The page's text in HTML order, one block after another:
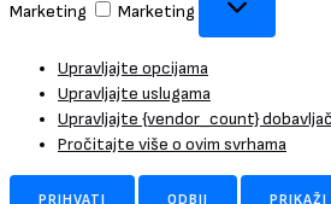
Marketing Marketing
Upravljajte opcijama
Upravljajte uslugama
Upravljajte {vendor_count}
Pročitajte više o ovim svrhama
PRIHVATI ODBIJ PRIKAŽI